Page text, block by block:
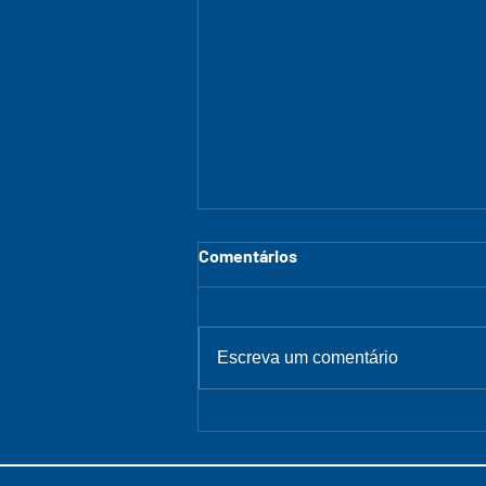
Arraiá do LASSBio
Comentários
Escreva um comentário